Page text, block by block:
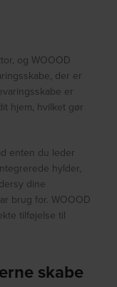
og WOOOD
der er
er
hjem, hvilket gør
enten du leder
hylder,
dine
brug for. WOOOD
tilføjelse til
skabe